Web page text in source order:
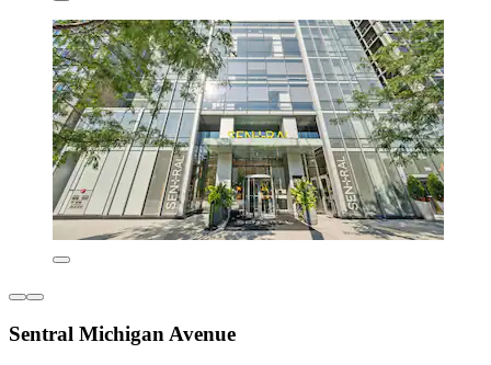
Sentral Michigan Avenue